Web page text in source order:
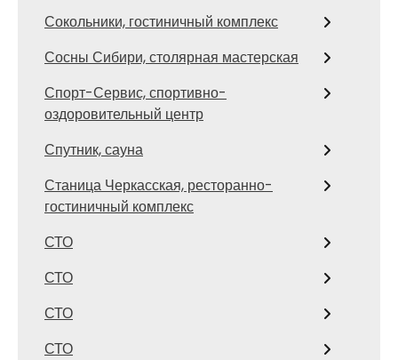
Сокольники, гостиничный комплекс
Сосны Сибири, столярная мастерская
Спорт-Сервис, спортивно-
оздоровительный центр
Спутник, сауна
Станица Черкасская, ресторанно-
гостиничный комплекс
СТО
СТО
СТО
СТО